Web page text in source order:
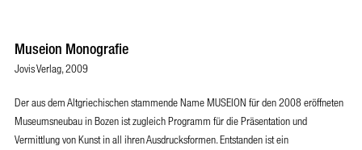
Museion Monografie
Jovis Verlag, 2009
Der aus dem Altgriechischen stammende Name MUSEION für den 2008 eröffneten
Museumsneubau in Bozen ist zugleich Programm für die Präsentation und
Vermittlung von Kunst in all ihren Ausdrucksformen. Entstanden ist ein